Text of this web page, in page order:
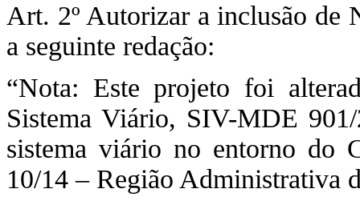
Art. 2º Autorizar a inclusão de
a seguinte redação:
“Nota: Este projeto foi
Sistema Viário, SIV-MDE
sistema viário no entorno do
10/14 – Região Administrativa